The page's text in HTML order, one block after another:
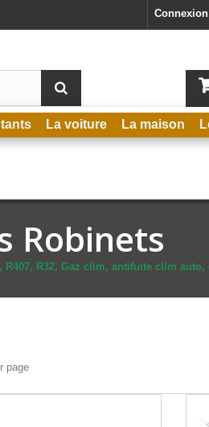
La voiture La maison
Robinets
R407, R32, Gaz clim, antifuite clim
page